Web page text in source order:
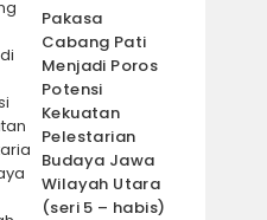
Pakasa
Cabang Pati
Menjadi Poros
Potensi
Kekuatan
Pelestarian
Budaya Jawa
Wilayah Utara
(seri 5 – habis)